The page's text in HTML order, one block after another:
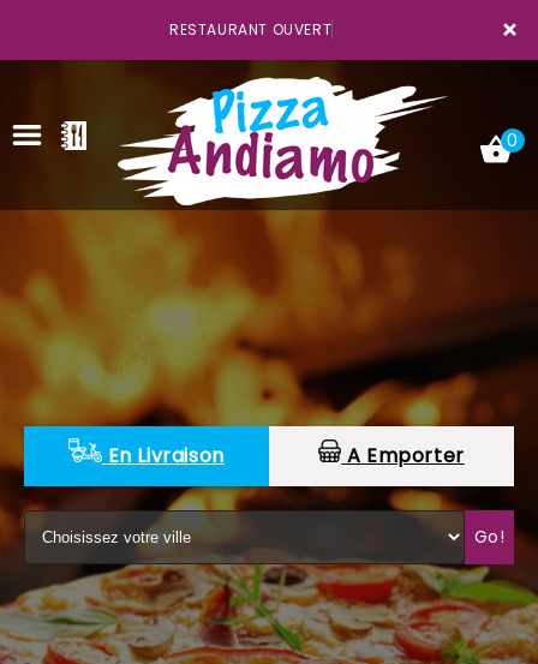
×
RESTAURANT OUVERT
ACCUEIL
LA CARTE
VOTRE COMPTE
NOTRE RESTAURANT
VOS AVIS
MENTIONS LÉGALES
C.G.V
0
En Livraison A Emporter
Go!